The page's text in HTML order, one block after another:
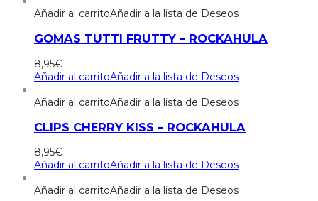
Añadir al carritoAñadir a la lista de Deseos
GOMAS TUTTI FRUTTY – ROCKAHULA
8,95€
Añadir al carritoAñadir a la lista de Deseos
Añadir al carritoAñadir a la lista de Deseos
CLIPS CHERRY KISS – ROCKAHULA
8,95€
Añadir al carritoAñadir a la lista de Deseos
Añadir al carritoAñadir a la lista de Deseos